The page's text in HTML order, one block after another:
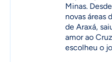
Minas.
novas áreas
de Araxá,
amor ao
escolheu o